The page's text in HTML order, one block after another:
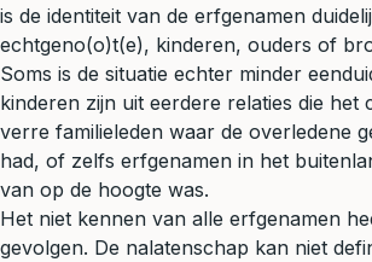
is de identiteit van de erfgenamen
echtgeno(o)t(e), kinderen, ouders of
Soms is de situatie echter minder
kinderen zijn uit eerdere relaties die het
verre familieleden waar de overledene
had, of zelfs erfgenamen in het
van op de hoogte was.
Het niet kennen van alle erfgenamen
gevolgen. De nalatenschap kan niet